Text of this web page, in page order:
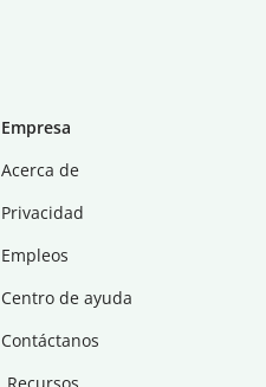
Empresa
Acerca de
Privacidad
Empleos
Centro de ayuda
Contáctanos